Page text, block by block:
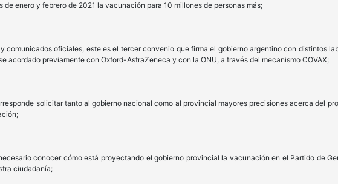
y febrero de 2021 la vacunación para 10 millones de personas más;
oficiales, este es el tercer convenio que firma el gobierno argentino con distintos
acordado previamente con Oxford-AstraZeneca y con la ONU, a través del mecanismo COVAX;
solicitar tanto al gobierno nacional como al provincial mayores precisiones acerca del
conocer cómo está proyectando el gobierno provincial la vacunación en el Partido de
ciudadanía;